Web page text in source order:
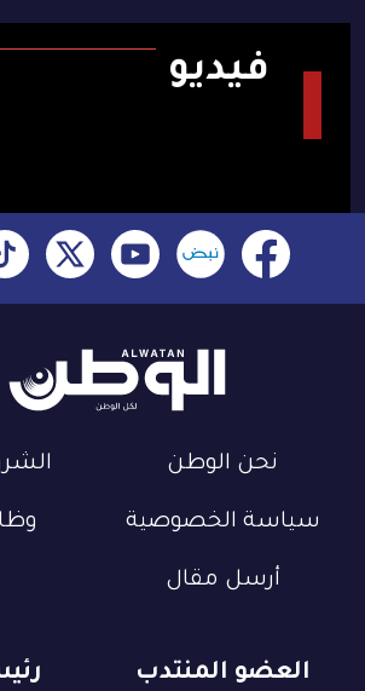
فيديو
نحن الوطن
سياسة الخصوصية
أرسل مقال
العضو المنتدب